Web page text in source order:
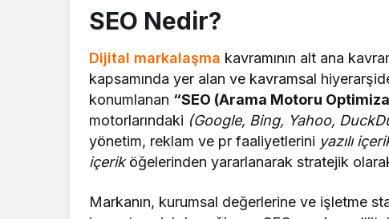
SEO Nedir?
Dijital markalaşma kavramının alt ana
kapsamında yer alan ve kavramsal
konumlanan “SEO (Arama Motoru
motorlarındaki (Google, Bing, Yahoo,
yönetim, reklam ve pr faaliyetlerini yazılı
içeriköğelerinden yararlanarak stratejik
Markanın, kurumsal değerlerine ve işletme